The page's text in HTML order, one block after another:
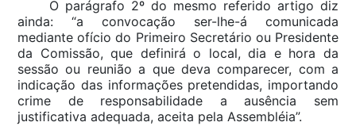
O parágrafo 2º do mesmo referido artigo diz
ainda: “a convocação ser-lhe-á comunicada
mediante ofício do Primeiro Secretário ou Presidente
da Comissão, que definirá o local, dia e hora da
sessão ou reunião a que deva comparecer, com a
indicação das informações pretendidas, importando
crime de responsabilidade a ausência sem
justificativa adequada, aceita pela Assembléia”.